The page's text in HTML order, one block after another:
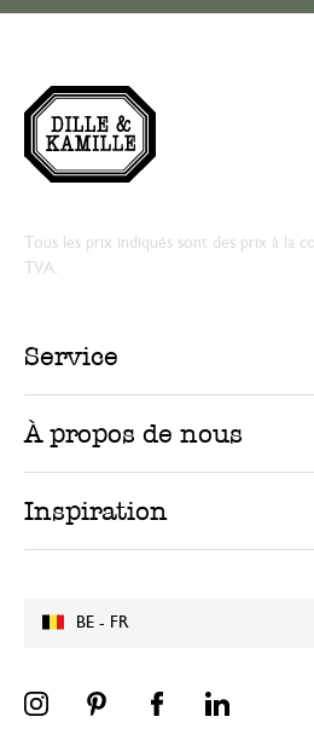
BE - FR
Tous les prix indiqués sont des prix à la
TVA.
Service
À propos de nous
Inspiration